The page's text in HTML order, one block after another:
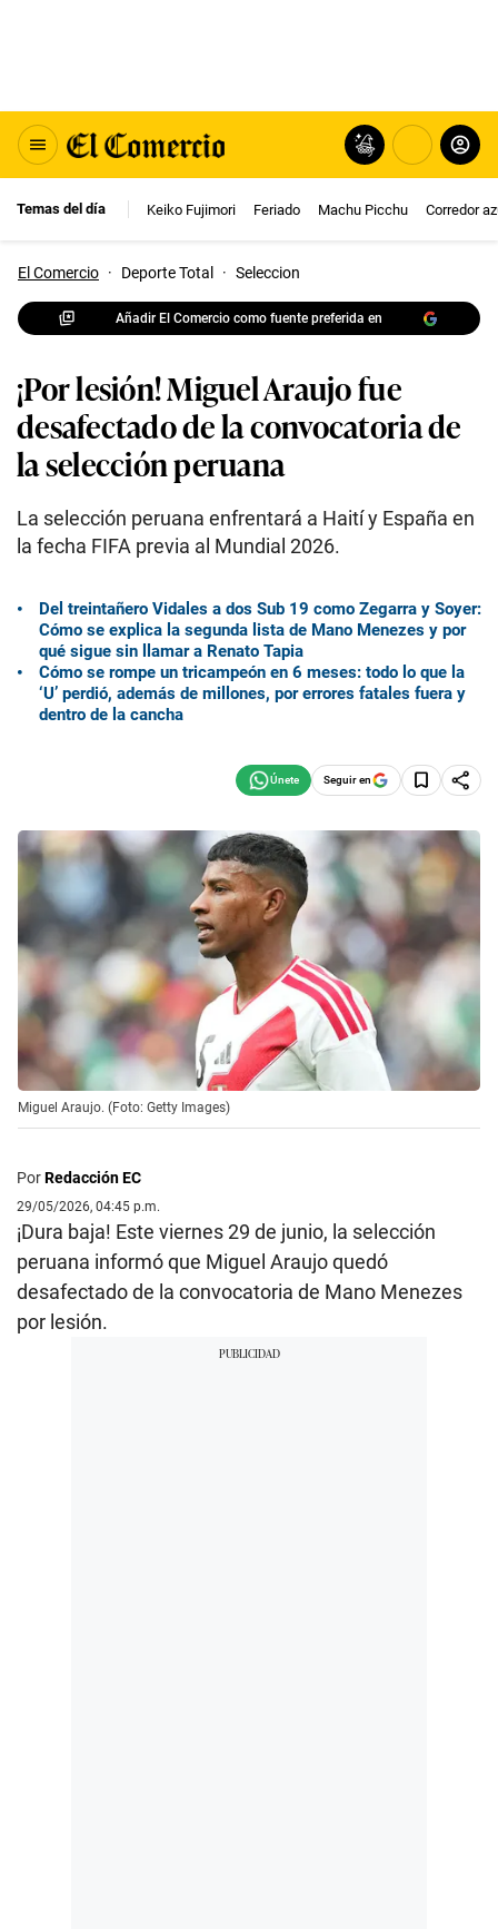
Temas del día Keiko Fujimori Feriado Machu Picchu Corredor
El Comercio · Deporte Total · Seleccion
Añadir El Comercio como fuente preferida en
¡Por lesión! Miguel Araujo fue
desafectado de la convocatoria de
la selección peruana
La selección peruana enfrentará a Haití y España en
la fecha FIFA previa al Mundial 2026.
Del treintañero Vidales a dos Sub 19 como Zegarra y Soyer:
Cómo se explica la segunda lista de Mano Menezes y por
qué sigue sin llamar a Renato Tapia
Cómo se rompe un tricampeón en 6 meses: todo lo que la
‘U’ perdió, además de millones, por errores fatales fuera y
dentro de la cancha
Seguir en
Miguel Araujo. (Foto: Getty Images)
PorRedacción EC
29/05/2026, 04:45 p.m.
¡Dura baja! Este viernes 29 de junio, la selección
peruana informó que Miguel Araujo quedó
desafectado de la convocatoria de Mano Menezes
por lesión.